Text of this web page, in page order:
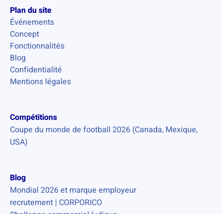
Plan du site
Événements
Concept
Fonctionnalités
Blog
Confidentialité
Mentions légales
Compétitions
Coupe du monde de football 2026 (Canada, Mexique,
USA)
Blog
Mondial 2026 et marque employeur
recrutement | CORPORICO